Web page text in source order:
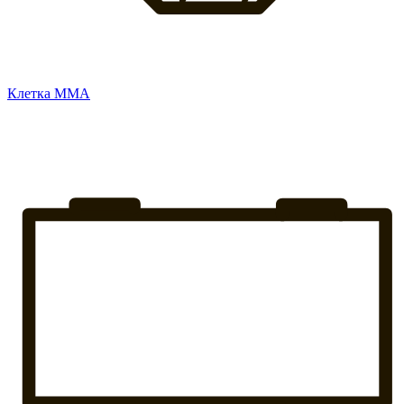
Клетка ММА